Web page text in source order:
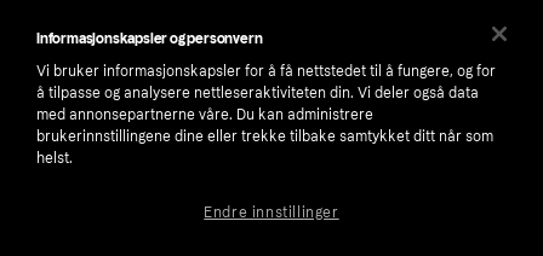
Informasjonskapsler og personvern
Vi bruker informasjonskapsler for å få nettstedet til å fungere, og for
å tilpasse og analysere nettleseraktiviteten din. Vi deler også data
med annonsepartnerne våre. Du kan administrere
brukerinnstillingene dine eller trekke tilbake samtykket ditt når som
helst.
Endre innstillinger